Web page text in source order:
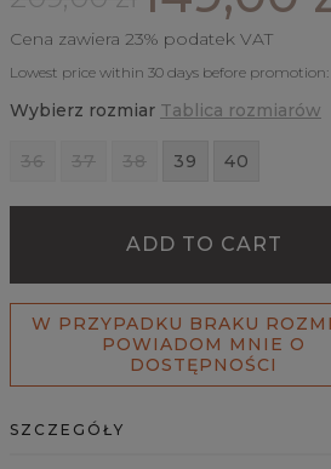
Cena zawiera 23% podatek VAT
Lowest price within 30 days before promotion:
Wybierz rozmiar Tablica rozmiarów
36 37 38 39 40
ADD TO CART
W PRZYPADKU BRAKU
POWIADOM MNIE O
DOSTĘPNOŚCI
SZCZEGÓŁY